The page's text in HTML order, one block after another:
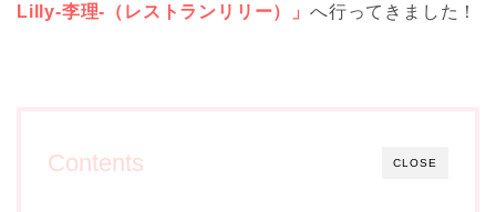
Lilly-李理-（レストランリリー）」 へ行ってきました！
CLOSE
Contents